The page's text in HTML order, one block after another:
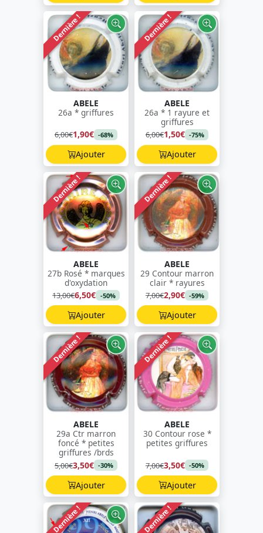
Dernière !
ABELE
26a * griffures
6,00€1,90€ -68%
Ajouter
Dernière !
ABELE
26a * 1 rayure et
griffures
6,00€1,50€ -75%
Ajouter
Dernière !
ABELE
27b Rosé * marques
d'oxydation
13,00€6,50€ -50%
Ajouter
Dernière !
ABELE
29 Contour marron
clair * rayures
7,00€2,90€ -59%
Ajouter
Dernière !
ABELE
29a Ctr marron
foncé * petites
griffures /brds
5,00€3,50€ -30%
Ajouter
Dernière !
ABELE
30 Contour rose *
petites griffures
7,00€3,50€ -50%
Ajouter
Dernière ! Dernière !